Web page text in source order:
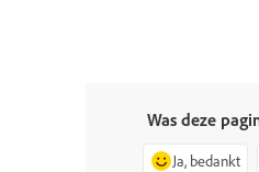
Was deze
Ja, bedankt